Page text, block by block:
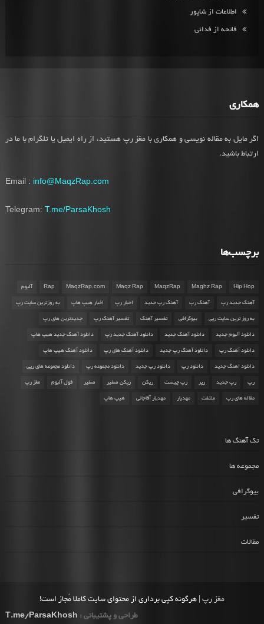
اطلاعات از شاپور
فاتحه از فدائی
همکاری
اگر مایل به مقاله نویسی و همکاری با مغز رپ هستید، از راه ایمیل یا تلگرام با ما در
ارتباط باشید.
Email : info@MaqzRap.com
Telegram: T.me/ParsaKhosh
برچسب‌ها
Hip Hop
Maghz Rap
MaqzRap
Maqz Rap
MaqzRap.com
Rap آلبوم
آهنگ جدید رپ آهنگ رپ آهنگ رپ جدید اخبار رپ اخبار هیپ هاپ به روزترین سایت رپ
به روز ترین سایت رپی بیوگرافی تفسیر آهنگ تفسیر آهنگ رپ جدیدترین های رپ
دانلود آلبوم جدید دانلود آهنگ جدید دانلود آهنگ جدید رپ دانلود آهنگ جدید هیپ هاپ
دانلود آهنگ رپ دانلود آهنگ رپ جدید دانلود آهنگ های رپ دانلود آهنگ هیپ هاپ
دانلود اهنگ جدید دانلود رپ دانلود رپ جدید دانلود مجموعه رپ دانلود مجموعه های رپی
رپ رپ جدید رپر رپ چیست رپکن رپکن صفیر صفیر فول آلبوم مغز رپ
مقاله های رپ ملتفت مهدیار مهدیار آقاجانی هیپ هاپ
تک آهنگ ها
مجموعه ها
بیوگرافی
تفسیر
مقالات
مغز رپ | هرگونه کپی برداری از محتوای سایت کاملا مُجاز است!
طراحی و پشتیبانی : T.me/ParsaKhosh